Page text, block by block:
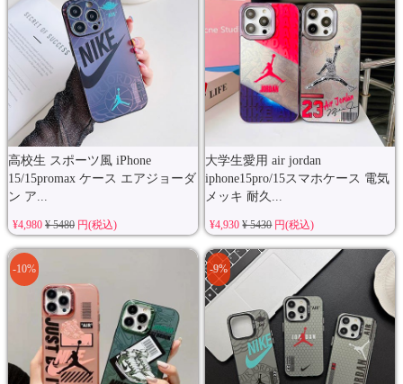
高校生 スポーツ風 iPhone
15/15promax ケース エアジョーダ
ン ア...
¥4,980 ¥ 5480円(税込)
大学生愛用 air jordan
iphone15pro/15スマホケース 電気
メッキ 耐久...
¥4,930¥ 5430円(税込)
-10% -9%